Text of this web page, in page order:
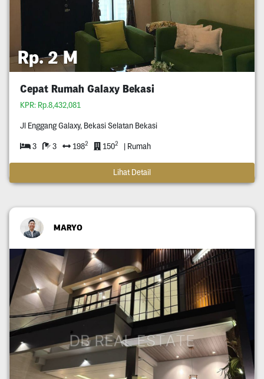
Rp. 2 M
Cepat Rumah Galaxy Bekasi
KPR: Rp.8,432,081
Jl Enggang Galaxy, Bekasi Selatan Bekasi
3 3 1982 1502 | Rumah
Lihat Detail
MARYO